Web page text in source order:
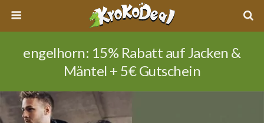
engelhorn: 15% Rabatt auf Jacken &
Mäntel + 5€ Gutschein